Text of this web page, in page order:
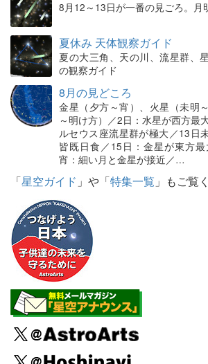
8月12～13日が一番の見ごろ。月
夏休み 天体観察ガイド
夏の大三角、天の川、流星群、
の観察ガイド
8月の見どころ
金星（夕方～宵）、火星（未明
～明け方）／2日：水星が西方最
ルセウス座流星群が極大／13日
皆既日食／15日：金星が東方
宵：細い月と金星が接近／…
「星空ガイド 」や「特集一覧 」もご覧